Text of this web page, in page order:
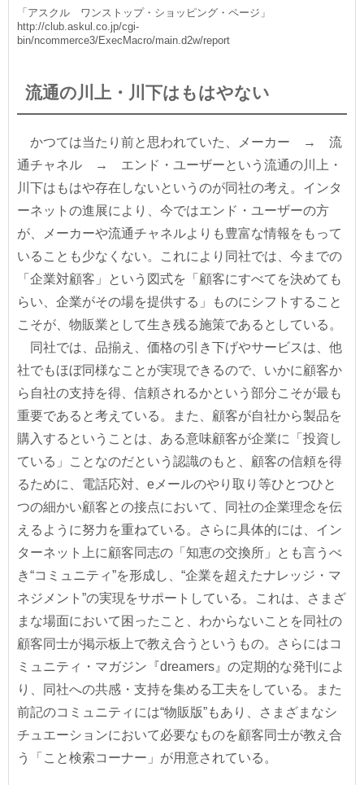
「アスクル ワンストップ・ショッピング・ページ」
http://club.askul.co.jp/cgi-
bin/ncommerce3/ExecMacro/main.d2w/report
流通の川上・川下はもはやない
かつては当たり前と思われていた、メーカー → 流
通チャネル → エンド・ユーザーという流通の川上・
川下はもはや存在しないというのが同社の考え。インタ
ーネットの進展により、今ではエンド・ユーザーの方
が、メーカーや流通チャネルよりも豊富な情報をもって
いることも少なくない。これにより同社では、今までの
「企業対顧客」という図式を「顧客にすべてを決めても
らい、企業がその場を提供する」ものにシフトすること
こそが、物販業として生き残る施策であるとしている。
同社では、品揃え、価格の引き下げやサービスは、他
社でもほぼ同様なことが実現できるので、いかに顧客か
ら自社の支持を得、信頼されるかという部分こそが最も
重要であると考えている。また、顧客が自社から製品を
購入するということは、ある意味顧客が企業に「投資し
ている」ことなのだという認識のもと、顧客の信頼を得
るために、電話応対、eメールのやり取り等ひとつひと
つの細かい顧客との接点において、同社の企業理念を伝
えるように努力を重ねている。さらに具体的には、イン
ターネット上に顧客同志の「知恵の交換所」とも言うべ
き“コミュニティ”を形成し、“企業を超えたナレッジ・マ
ネジメント”の実現をサポートしている。これは、さまざ
まな場面において困ったこと、わからないことを同社の
顧客同士が掲示板上で教え合うというもの。さらにはコ
ミュニティ・マガジン『dreamers』の定期的な発刊によ
り、同社への共感・支持を集める工夫をしている。また
前記のコミュニティには“物販版”もあり、さまざまなシ
チュエーションにおいて必要なものを顧客同士が教え合
う「こと検索コーナー」が用意されている。